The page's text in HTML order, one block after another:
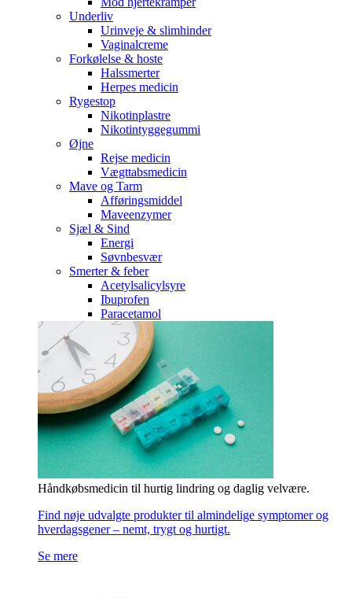
Underliv
Urinveje & slimhinder
Vaginalcreme
Forkølelse & hoste
Halssmerter
Herpes medicin
Rygestop
Nikotinplastre
Nikotintyggegummi
Øjne
Rejse medicin
Vægttabsmedicin
Mave og Tarm
Afføringsmiddel
Maveenzymer
Sjæl & Sind
Energi
Søvnbesvær
Smerter & feber
Acetylsalicylsyre
Ibuprofen
Paracetamol
Håndkøbsmedicin til hurtig lindring og daglig velvære.
Find nøje udvalgte produkter til almindelige symptomer og
hverdagsgener – nemt, trygt og hurtigt.
Se mere